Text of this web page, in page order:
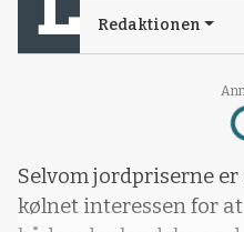
Redaktionen
Selvom jordpriserne
kølnet interessen for